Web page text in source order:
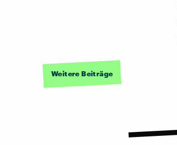
Weitere Beiträge